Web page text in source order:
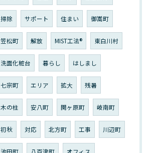
掃除 サポート 住まい 御嵩町
笠松町 解放 MIST工法®︎ 東白川村
洗面化粧台 暮らし はしまし
七宗町 エリア 拡大 残暑
木の柱 安八町 関ヶ原町 岐南町
初秋 対応 北方町 工事 川辺町